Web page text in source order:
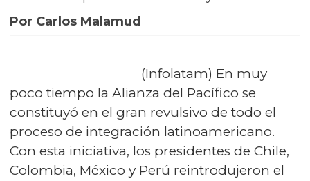
Por Carlos Malamud
(Infolatam) En muy
poco tiempo la Alianza del Pacífico se
constituyó en el gran revulsivo de todo el
proceso de integración latinoamericano.
Con esta iniciativa, los presidentes de Chile,
Colombia, México y Perú reintrodujeron el